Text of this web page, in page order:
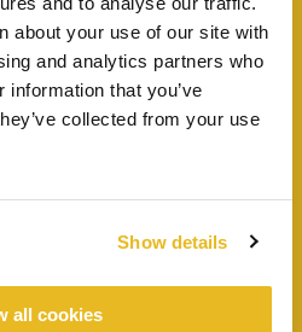
about your use of our site with
and analytics partners who
that you’ve
collected from your use
Show details
all cookies
stalen aan